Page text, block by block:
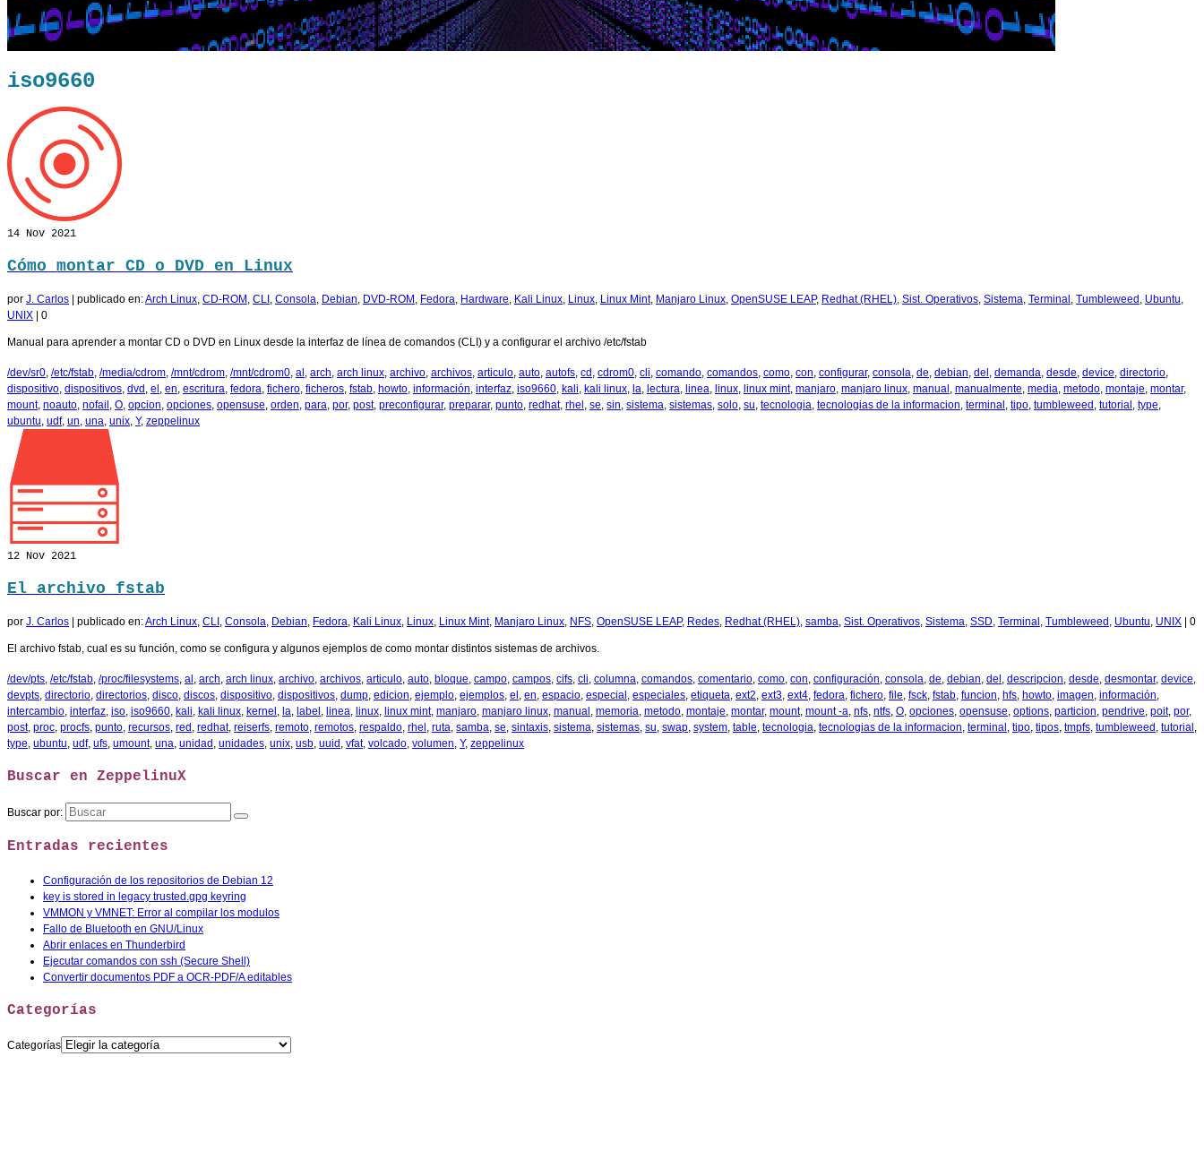
iso9660
14 Nov 2021
Cómo montar CD o DVD en Linux
por J. Carlos publicado en:Arch Linux, CD-ROM , CLI , Consola, Debian, DVD-ROM , Fedora, Hardware, Kali Linux, Linux, Linux Mint, Manjaro Linux, OpenSUSE LEAP, Redhat (RHEL), Sist. Operativos, Sistema, Terminal , Tumbleweed , Ubuntu,
UNIX
0
Manual para aprender a montar CD o DVD en Linux desde la interfaz de línea de comandos (CLI) y a configurar el archivo /etc/fstab
/dev/sr0, /etc/fstab, /media/cdrom, /mnt/cdrom, /mnt/cdrom0, al , arch, arch linux, archivo, archivos, articulo, auto, autofs, cd , cdrom0, cli, comando, comandos, como, con, configurar, consola, de, debian, del , demanda, desde, device, directorio,
dispositivo, dispositivos, dvd , el , en, escritura, fedora, fichero, ficheros, fstab, howto, información, interfaz, iso9660, kali, kali linux, la, lectura, linea, linux, linux mint, manjaro, manjaro linux, manual , manualmente, media, metodo, montaje, montar,
mount, noauto, nofail , O, opcion, opciones, opensuse, orden, para, por, post, preconfigurar, preparar, punto, redhat, rhel , se, sin, sistema, sistemas, solo, su, tecnologia, tecnologias de la informacion, terminal , tipo, tumbleweed , tutorial , type,
ubuntu, udf, un, una, unix, Y, zeppelinux
12 Nov 2021
El archivo fstab
por J. Carlos publicado en:Arch Linux, CLI , Consola, Debian, Fedora, Kali Linux, Linux, Linux Mint, Manjaro Linux, NFS, OpenSUSE LEAP, Redes, Redhat (RHEL), samba, Sist. Operativos, Sistema, SSD, Terminal , Tumbleweed , Ubuntu, UNIX 0
El archivo fstab, cual es su función, como se configura y algunos ejemplos de como montar distintos sistemas de archivos.
/dev/pts, /etc/fstab, /proc/filesystems, al , arch, arch linux, archivo, archivos, articulo, auto, bloque, campo, campos, cifs, cli, columna, comandos, comentario, como, con, configuración, consola, de, debian, del , descripcion, desde, desmontar, device,
devpts, directorio, directorios, disco, discos, dispositivo, dispositivos, dump, edicion, ejemplo, ejemplos, el , en, espacio, especial , especiales, etiqueta, ext2, ext3, ext4, fedora, fichero, file, fsck, fstab, funcion, hfs, howto, imagen, información,
intercambio, interfaz, iso, iso9660, kali, kali linux, kernel , la, label , linea, linux, linux mint, manjaro, manjaro linux, manual , memoria, metodo, montaje, montar, mount, mount -a, nfs, ntfs, O, opciones, opensuse, options, particion, pendrive, poit, por,
post, proc, procfs, punto, recursos, red , redhat, reiserfs, remoto, remotos, respaldo, rhel , ruta, samba, se, sintaxis, sistema, sistemas, su, swap, system, table, tecnologia, tecnologias de la informacion, terminal , tipo, tipos, tmpfs, tumbleweed , tutorial ,
type, ubuntu, udf, ufs, umount, una, unidad , unidades, unix, usb, uuid , vfat, volcado, volumen, Y, zeppelinux
Buscar en ZeppelinuX
Buscar por:
Entradas recientes
Configuración de los repositorios de Debian 12
key is stored in legacy trusted.gpg keyring
VMMON y VMNET: Error al compilar los modulos
Fallo de Bluetooth en GNU/Linux
Abrir enlaces en Thunderbird
Ejecutar comandos con ssh (Secure Shell)
Convertir documentos PDF a OCR-PDF/A editables
Categorías
Categorías